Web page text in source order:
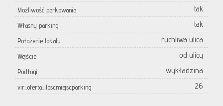
Możliwość parkowania tak
Własny parking tak
Położenie lokalu ruchliwa ulica
Wejście od ulicy
Podłogi wykładzina
vir_oferta_iloscmiejscparking 26